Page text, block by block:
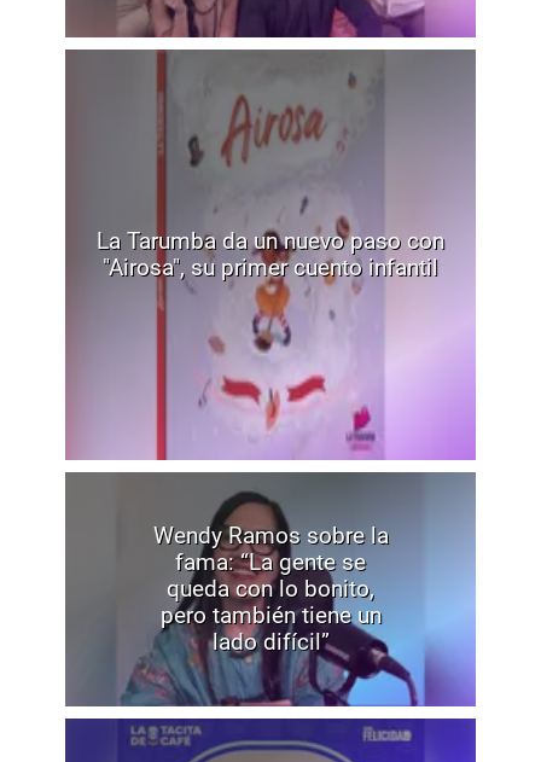
La Tarumba da un nuevo paso con
"Airosa", su primer cuento infantil
Wendy Ramos sobre la
fama: “La gente se
queda con lo bonito,
pero también tiene un
lado difícil”